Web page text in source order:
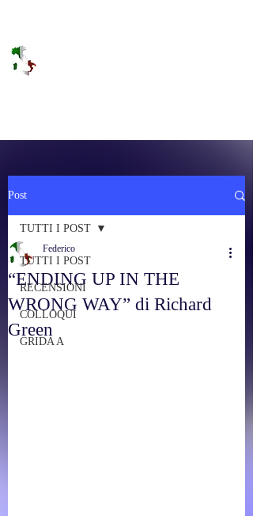
Post
TUTTI I POST
RECENSIONI
COLLOQUI
GRIDA A
TUTTI I POST
“ENDING UP IN THE
WRONG WAY” di Richard
Green
Federico